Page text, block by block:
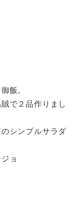
飯。
で２品作りまし
シンプルサラダ
ョ